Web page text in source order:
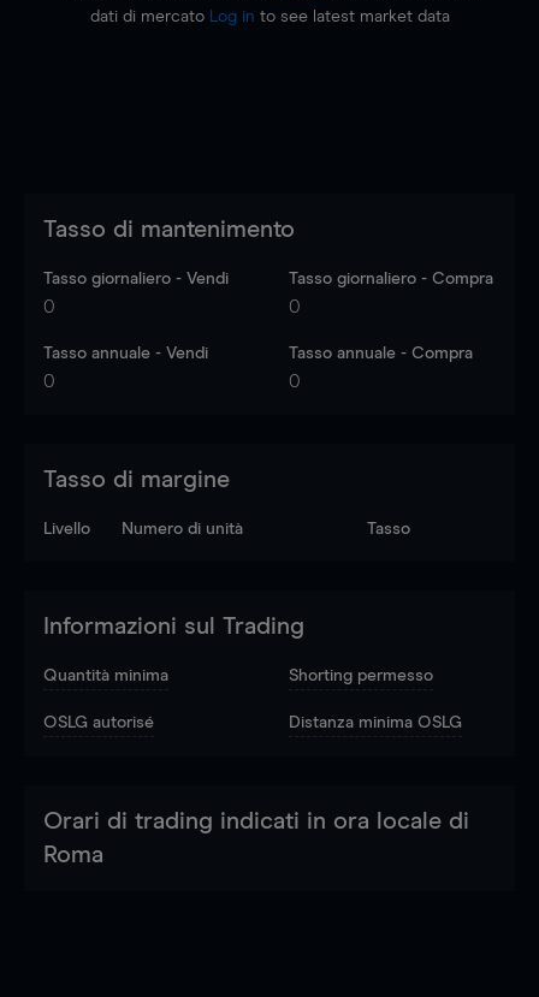
dati di mercato
Log in to see latest market data
Tasso di mantenimento
Tasso giornaliero - Vendi
0
Tasso giornaliero - Compra
0
Tasso annuale - Vendi
0
Tasso annuale - Compra
0
Tasso di margine
Livello Numero di unità Tasso
Informazioni sul Trading
Quantità minima Shorting permesso
OSLG autorisé Distanza minima OSLG
Orari di trading indicati in ora locale di
Roma